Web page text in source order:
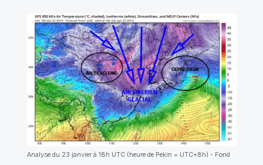
Analyse du 23 janvier à 18h UTC (heure de Pekin = UTC+8h) - Fond